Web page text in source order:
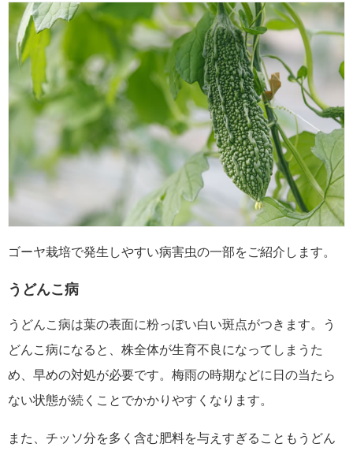
ゴーヤ栽培で発生しやすい病害虫の一部をご紹介します。
うどんこ病
うどんこ病は葉の表面に粉っぽい白い斑点がつきます。う
どんこ病になると、株全体が生育不良になってしまうた
め、早めの対処が必要です。梅雨の時期などに日の当たら
ない状態が続くことでかかりやすくなります。
また、チッソ分を多く含む肥料を与えすぎることもうどん